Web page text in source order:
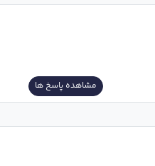
مشاهده پاسخ ها